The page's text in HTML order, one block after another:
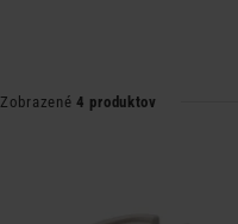
Zobrazené 4 produktov